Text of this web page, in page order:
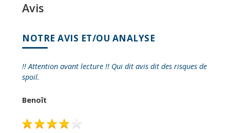
Avis
NOTRE AVIS ET/OU ANALYSE
!! Attention avant lecture !! Qui dit avis dit des risques de
spoil.
Benoît